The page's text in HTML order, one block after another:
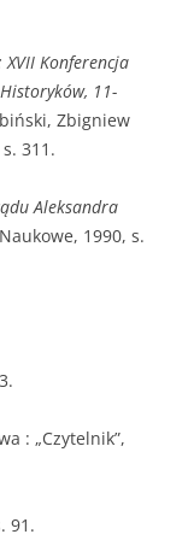
Konferencja
11-
Zbigniew
311.
Aleksandra
1990, s.
: „Czytelnik”,
91.